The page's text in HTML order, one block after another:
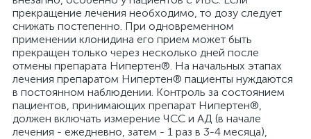
прекращение лечения необходимо, то дозу следует
снижать постепенно. При одновременном
применении клонидина его прием может быть
прекращен только через несколько дней после
отмены препарата Нипертен®. На начальных этапах
лечения препаратом Нипертен® пациенты нуждаются
в постоянном наблюдении. Контроль за состоянием
пациентов, принимающих препарат Нипертен®,
должен включать измерение ЧСС и АД (в начале
лечения - ежедневно, затем - 1 раз в 3-4 месяца),